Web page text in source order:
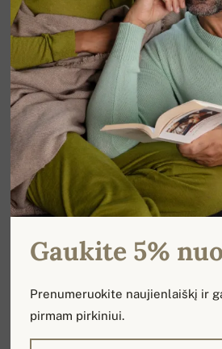
Gaukite 5%
Prenumeruokite naujienlaiškį ir
pirmam pirkiniui.